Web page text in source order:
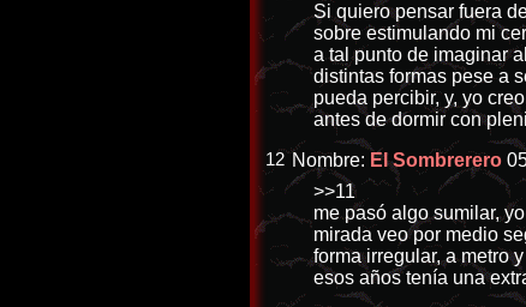
Si quiero pensar fuera
sobre estimulando mi
a tal punto de imaginar
distintas formas pese a
pueda percibir, y, yo
antes de dormir con
12 Nombre: El Sombrerero
>>11
me pasó algo sumilar,
mirada veo por medio
forma irregular, a metro
esos años tenía una